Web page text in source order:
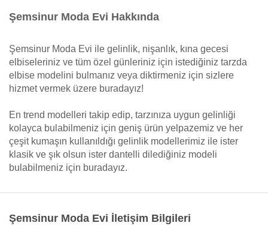
Şemsinur Moda Evi Hakkında
Şemsinur Moda Evi ile gelinlik, nişanlık, kına gecesi
elbiseleriniz ve tüm özel günleriniz için istediğiniz tarzda
elbise modelini bulmanız veya diktirmeniz için sizlere
hizmet vermek üzere buradayız!
En trend modelleri takip edip, tarzınıza uygun gelinliği
kolayca bulabilmeniz için geniş ürün yelpazemiz ve her
çeşit kumaşın kullanıldığı gelinlik modellerimiz ile ister
klasik ve şık olsun ister dantelli dilediğiniz modeli
bulabilmeniz için buradayız.
Şemsinur Moda Evi İletişim Bilgileri